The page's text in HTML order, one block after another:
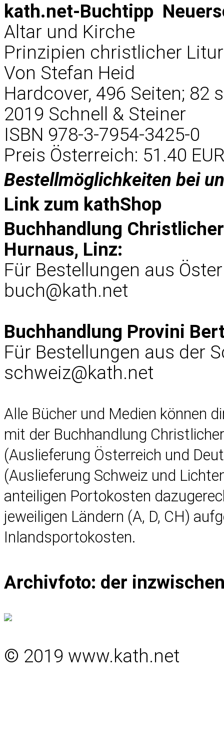
kath.net-Buchtipp 
Altar und Kirche
Prinzipien christlicher
Von Stefan Heid
Hardcover, 496 Seiten; 82
2019 Schnell & Steiner
ISBN 978-3-7954-3425-0
Preis Österreich: 51.40
Bestellmöglichkeiten bei
Link zum kathShop
Buchhandlung
Hurnaus, Linz:
Für Bestellungen aus
buch@kath.net
Buchhandlung Provini
Für Bestellungen aus der
schweiz@kath.net
Alle Bücher und Medien können
mit der Buchhandlung
(Auslieferung Österreich und
(Auslieferung Schweiz und
anteiligen Portokosten
jeweiligen Ländern (A, D, CH)
Inlandsportokosten.
Archivfoto: der
© 2019 www.kath.net